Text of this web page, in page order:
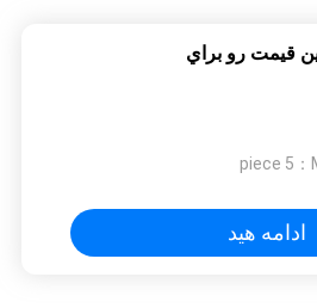
قيمت رو براي
5 piece
ادامه هید